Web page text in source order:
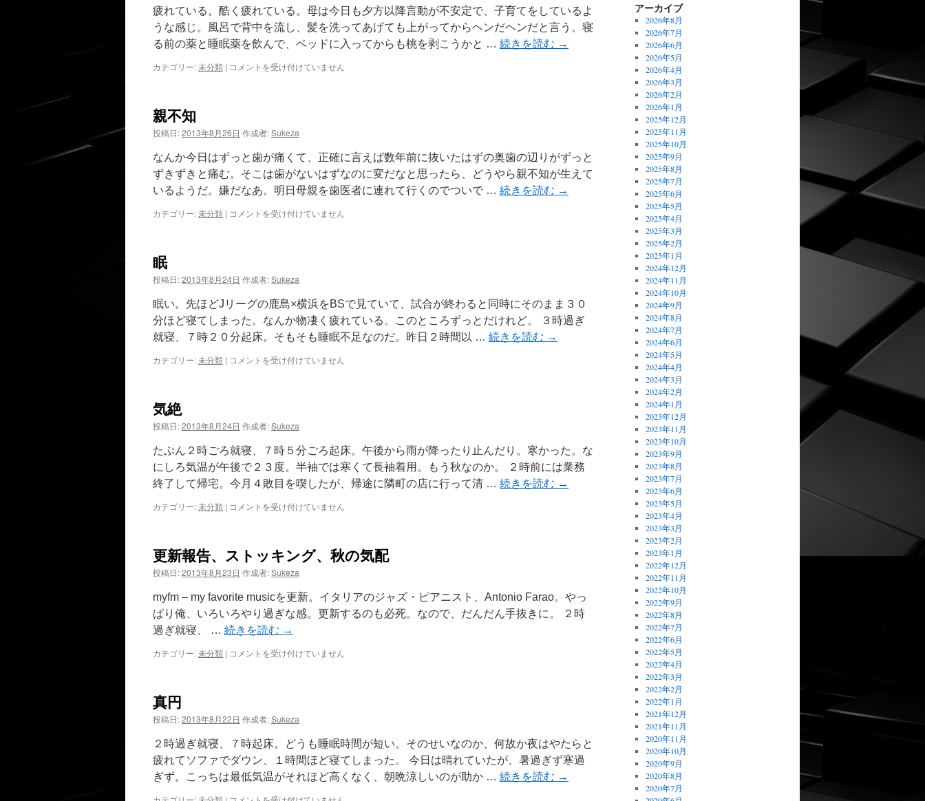
疲れている。酷く疲れている。母は今日も夕方以降言動が不安定で、子育てをしているよ
うな感じ。風呂で背中を流し、髪を洗ってあげても上がってからヘンだヘンだと言う。寝
る前の薬と睡眠薬を飲んで、ベッドに入ってからも桃を剥こうかと … 続きを読む →
カテゴリー:未分類 | 徒
は
コメントを受け付けていません
親不知
投稿日:2013年8月26日 作成者:Sukeza
なんか今日はずっと歯が痛くて、正確に言えば数年前に抜いたはずの奥歯の辺りがずっと
ずきずきと痛む。そこは歯がないはずなのに変だなと思ったら、どうやら親不知が生えて
いるようだ。嫌だなあ。明日母親を歯医者に連れて行くのでついで … 続きを読む →
カテゴリー:未分類 | 親
コメントを受け付けていません
眠
投稿日:2013年8月24日 作成者:Sukeza
眠い。先ほどJリーグの鹿島×横浜をBSで見ていて、試合が終わると同時にそのまま３０
分ほど寝てしまった。なんか物凄く疲れている。このところずっとだけれど。 ３時過ぎ
就寝、７時２０分起床。そもそも睡眠不足なのだ。昨日２時間以 … 続きを読む →
カテゴリー:未分類 | 眠
コメントを受け付けていません
気絶
投稿日:2013年8月24日 作成者:Sukeza
たぶん２時ごろ就寝、７時５分ごろ起床。午後から雨が降ったり止んだり。寒かった。な
にしろ気温が午後で２３度。半袖では寒くて長袖着用。もう秋なのか。 ２時前には業務
終了して帰宅。今月４敗目を喫したが、帰途に隣町の店に行って清 … 続きを読む →
カテゴリー:未分類 | 気
コメントを受け付けていません
更新報告、ストッキング、秋の気配
投稿日:2013年8月23日 作成者:Sukeza
myfm – my favorite musicを更新。イタリアのジャズ・ピアニスト、Antonio Farao。やっ
ぱり俺、いろいろやり過ぎな感。更新するのも必死。なので、だんだん手抜きに。 ２時
過ぎ就寝、 … 続きを読む →
カテゴリー:未分類 | 更
ト
ッ
キ
ン
グ、
秋
コメントを受け付けていません
真円
投稿日:2013年8月22日 作成者:Sukeza
２時過ぎ就寝、７時起床。どうも睡眠時間が短い。そのせいなのか、何故か夜はやたらと
疲れてソファでダウン、１時間ほど寝てしまった。 今日は晴れていたが、暑過ぎず寒過
ぎず。こっちは最低気温がそれほど高くなく、朝晩涼しいのが助か … 続きを読む →
真
アーカイブ
2026年8月
2026年7月
2026年6月
2026年5月
2026年4月
2026年3月
2026年2月
2026年1月
2025年12月
2025年11月
2025年10月
2025年9月
2025年8月
2025年7月
2025年6月
2025年5月
2025年4月
2025年3月
2025年2月
2025年1月
2024年12月
2024年11月
2024年10月
2024年9月
2024年8月
2024年7月
2024年6月
2024年5月
2024年4月
2024年3月
2024年2月
2024年1月
2023年12月
2023年11月
2023年10月
2023年9月
2023年8月
2023年7月
2023年6月
2023年5月
2023年4月
2023年3月
2023年2月
2023年1月
2022年12月
2022年11月
2022年10月
2022年9月
2022年8月
2022年7月
2022年6月
2022年5月
2022年4月
2022年3月
2022年2月
2022年1月
2021年12月
2021年11月
2020年11月
2020年10月
2020年9月
2020年8月
2020年7月